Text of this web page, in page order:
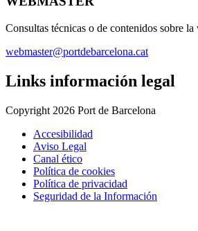
Consultas técnicas o de contenidos sobre la
webmaster@portdebarcelona.cat
Links información legal
Copyright 2026 Port de Barcelona
Accesibilidad
Aviso Legal
Canal ético
Política de cookies
Política de privacidad
Seguridad de la Información